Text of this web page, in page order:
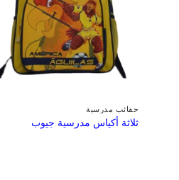
حقائب مدرسية
ثلاثة أكياس مدرسية جيوب